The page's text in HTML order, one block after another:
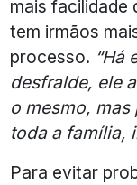
mais facilidade
tem irmãos
processo. “Há
desfralde, ele
o mesmo,
toda a família,
Para evitar